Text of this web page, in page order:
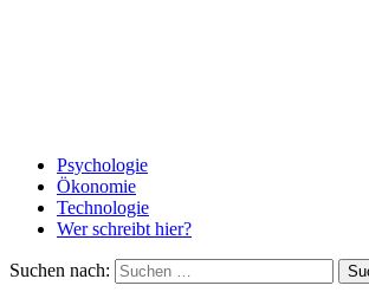
Psychologie
Ökonomie
Technologie
Wer schreibt hier?
Suchen nach: